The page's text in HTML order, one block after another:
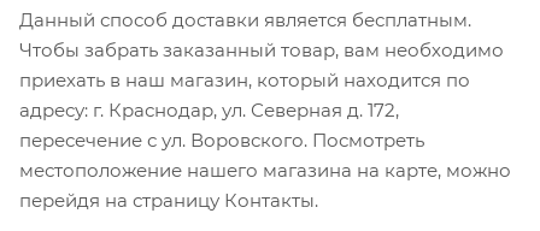
Данный способ доставки является бесплатным.
Чтобы забрать заказанный товар, вам необходимо
приехать в наш магазин, который находится по
адресу: г. Краснодар, ул. Северная д. 172,
пересечение с ул. Воровского. Посмотреть
местоположение нашего магазина на карте, можно
перейдя на страницу Контакты.